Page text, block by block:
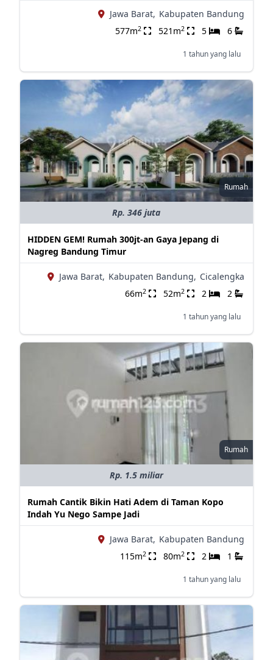
Jawa Barat, Kabupaten Bandung
577m2 521m2 5 6
1 tahun yang lalu
Rumah
Rp. 346 juta
HIDDEN GEM! Rumah 300jt-an Gaya Jepang di
Nagreg Bandung Timur
Jawa Barat, Kabupaten Bandung, Cicalengka
66m2 52m2 2 2
1 tahun yang lalu
Rumah
Rp. 1.5 miliar
Rumah Cantik Bikin Hati Adem di Taman Kopo
Indah Yu Nego Sampe Jadi
Jawa Barat, Kabupaten Bandung
115m2 80m2 2 1
1 tahun yang lalu